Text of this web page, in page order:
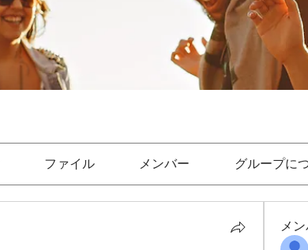
ファイル メンバー グループに
メ